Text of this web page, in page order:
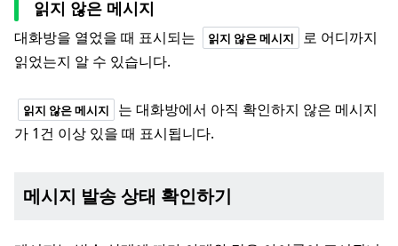
읽지 않은 메시지
대화방을 열었을 때 표시되는 읽지 않은 메시지
로 어디까지
읽었는지 알 수 있습니다.
읽지 않은 메시지
는 대화방에서 아직 확인하지 않은 메시지
가 1건 이상 있을 때 표시됩니다.
메시지 발송 상태 확인하기